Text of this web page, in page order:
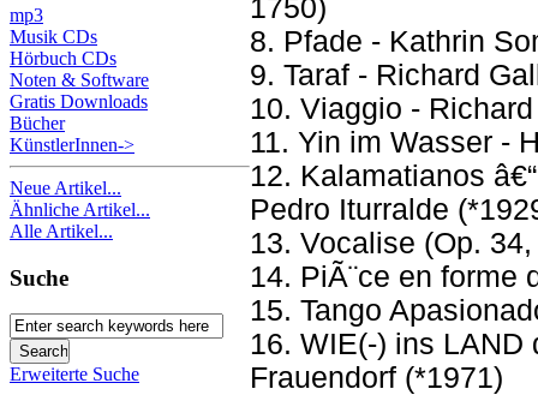
mp3
Musik CDs
Hörbuch CDs
Noten & Software
Gratis Downloads
Bücher
KünstlerInnen->
Neue Artikel...
Ähnliche Artikel...
Alle Artikel...
Suche
Erweiterte Suche
1750)
8. Pfade - Kathrin
9. Taraf - Richard
10. Viaggio -
11. Yin im Wasser -
12. Kalamatianos
Pedro Iturralde
13. Vocalise (Op.
14. PiÃ¨ce en forme
15. Tango
16. WIE(-) ins LAND
Frauendorf (*1971)